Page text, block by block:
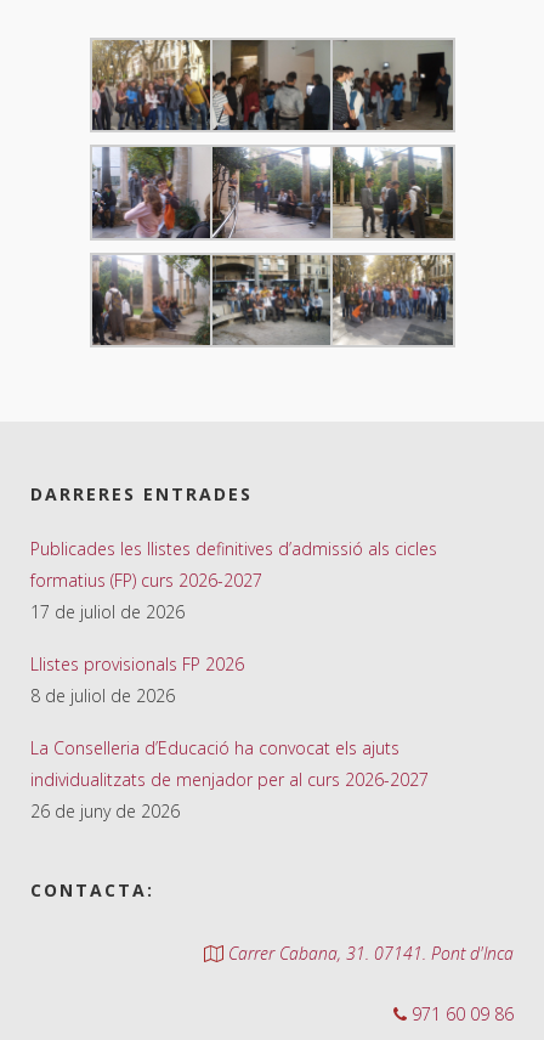
DARRERES ENTRADES
Publicades les llistes definitives d’admissió als cicles
formatius (FP) curs 2026-2027
17 de juliol de 2026
Llistes provisionals FP 2026
8 de juliol de 2026
La Conselleria d’Educació ha convocat els ajuts
individualitzats de menjador per al curs 2026-2027
26 de juny de 2026
CONTACTA:
Carrer Cabana, 31. 07141. Pont d'Inca
971 60 09 86